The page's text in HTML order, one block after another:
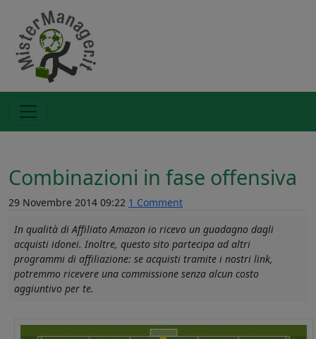
Combinazioni in fase offensiva
29 Novembre 2014 09:22 1 Comment
In qualità di Affiliato Amazon io ricevo un guadagno dagli
acquisti idonei. Inoltre, questo sito partecipa ad altri
programmi di affiliazione: se acquisti tramite i nostri link,
potremmo ricevere una commissione senza alcun costo
aggiuntivo per te.